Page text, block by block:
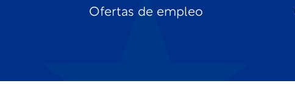
Ofertas de empleo